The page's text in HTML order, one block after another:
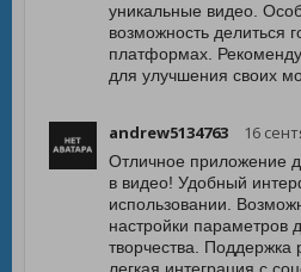
уникальные видео.
возможность делиться
платформах.
для улучшения своих
andrew5134763 16
Отличное приложение
в видео! Удобный
использовании.
настройки параметров
творчества.